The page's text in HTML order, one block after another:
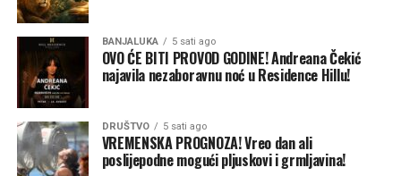
Premještanje „patriota” radi odbrane luka bilo bi i
preskupo i izuzetno rizično. Svjesna toga, Rusija će
nastaviti da gađa luke raketama i dronovima, ne
ostavljajući osiguravajućim kućama razlog da smanje
premije, a brodovlasnicima motiv da se vrate.
Pored toga što smanjuje prihode Kijeva i njegovu
sposobnost da finansira rat, Moskva se nada da će
BANJALUKA 5 sati ago
OVO ĆE BITI PROVOD GODINE! Andreana Čekić
najavila nezaboravnu noć u Residence Hillu!
DRUŠTVO 5 sati ago
VREMENSKA PROGNOZA! Vreo dan ali
poslijepodne mogući pljuskovi i grmljavina!